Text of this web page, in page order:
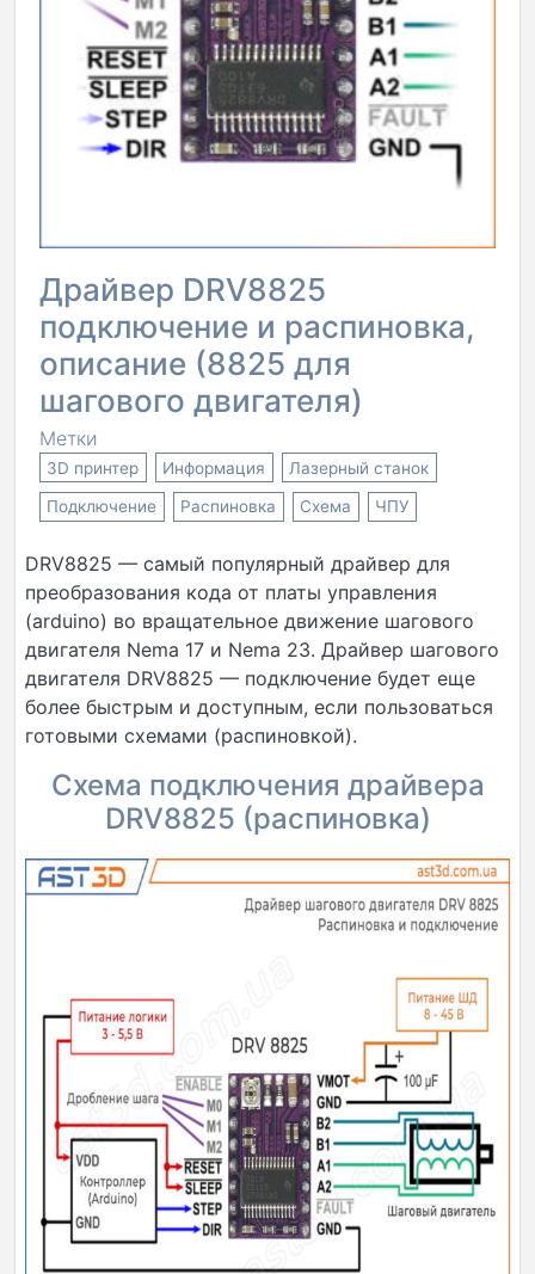
Драйвер DRV8825
подключение и распиновка,
описание (8825 для
шагового двигателя)
Метки
3D принтер Информация Лазерный станок
Подключение Распиновка Схема ЧПУ
DRV8825 — самый популярный драйвер для
преобразования кода от платы управления
(arduino) во вращательное движение шагового
двигателя Nema 17 и Nema 23. Драйвер шагового
двигателя DRV8825 — подключение будет еще
более быстрым и доступным, если пользоваться
готовыми схемами (распиновкой).
Схема подключения драйвера
DRV8825 (распиновка)